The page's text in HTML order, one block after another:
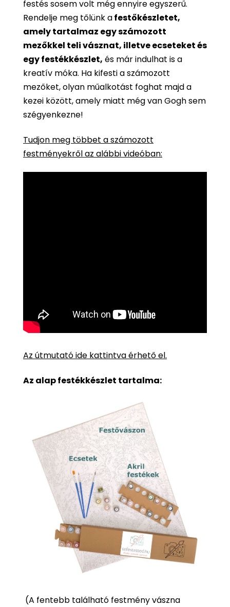
festés sosem volt még ennyire egyszerű.
Rendelje meg tőlünk afestőkészletet,
amely tartalmaz egy számozott
mezőkkel teli vásznat, illetve ecseteket és
egy festékkészlet, és már indulhat is a
kreatív móka. Ha kifesti a számozott
mezőket, olyan műalkotást foghat majd a
kezei között, amely miatt még van Gogh sem
szégyenkezne!
Tudjon meg többet a számozott
festményekről az alábbi videóban:
Az útmutató ide kattintva érhető el.
Az alap festékkészlet tartalma:
(A fentebb található festmény vászna